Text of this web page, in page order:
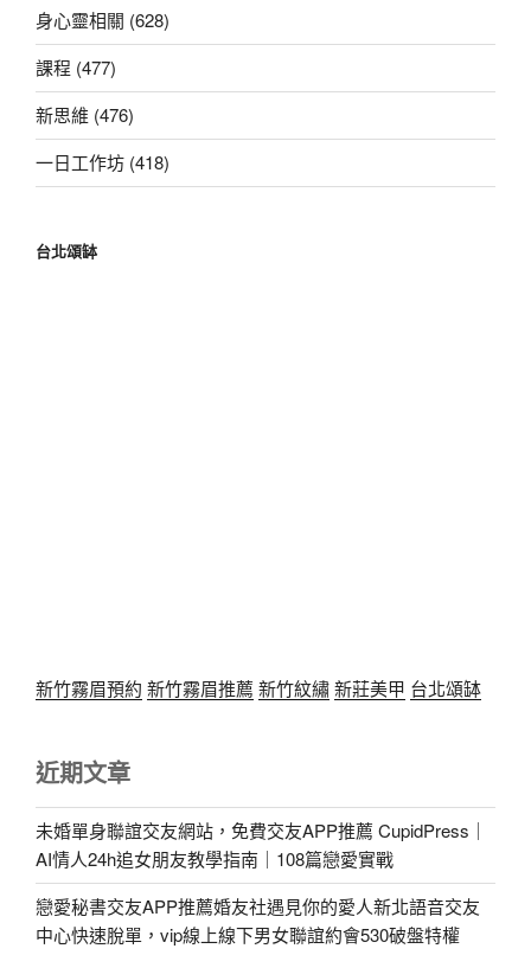
身心靈相關 (628)
課程 (477)
新思維 (476)
一日工作坊 (418)
台北頌缽
新竹霧眉預約 新竹霧眉推薦 新竹紋繡新莊美甲 台北頌缽
近期文章
未婚單身聯誼交友網站，免費交友APP推薦 CupidPress｜
AI情人24h追女朋友教學指南｜108篇戀愛實戰
戀愛秘書交友APP推薦婚友社遇見你的愛人新北語音交友
中心快速脫單，vip線上線下男女聯誼約會530破盤特權